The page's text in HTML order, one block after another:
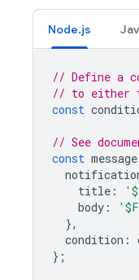
Node.js
// Define a
// to either
const
// See
const message
title :
body :
},
condition :
};